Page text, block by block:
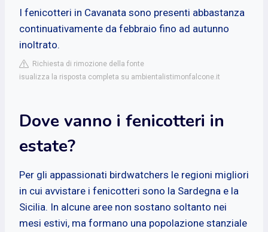
I fenicotteri in Cavanata sono presenti abbastanza
continuativamente da febbraio fino ad autunno
inoltrato.
Richiesta di rimozione della fonte
isualizza la risposta completa su ambientalistimonfalcone.it
Dove vanno i fenicotteri in
estate?
Per gli appassionati birdwatchers le regioni migliori
in cui avvistare i fenicotteri sono la Sardegna e la
Sicilia. In alcune aree non sostano soltanto nei
mesi estivi, ma formano una popolazione stanziale